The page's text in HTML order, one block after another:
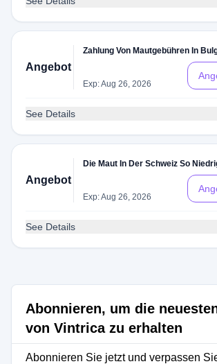
Angebot
Zahlung Von Mautgebühren In
Exp: Aug 26, 2026
See Details
Angebot
Die Maut In Der Schweiz So
Exp: Aug 26, 2026
See Details
Abonnieren, um die
von Vintrica zu erhalten
Abonnieren Sie jetzt und verpassen